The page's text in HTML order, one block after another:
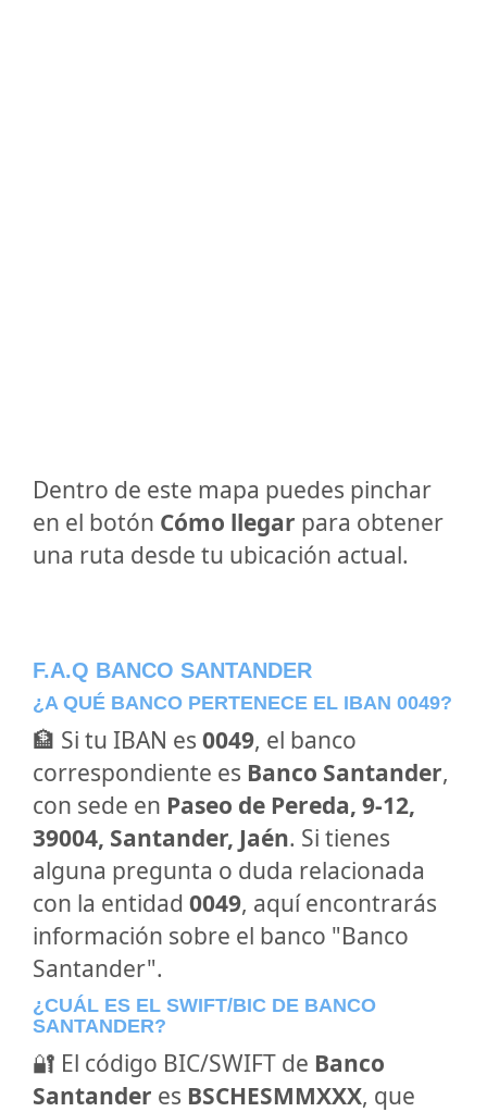
Dentro de este mapa puedes pinchar
en el botón Cómo llegar para obtener
una ruta desde tu ubicación actual.
F.A.Q BANCO SANTANDER
¿A QUÉ BANCO PERTENECE EL IBAN 0049?
🏦 Si tu IBAN es 0049, el banco
correspondiente es Banco Santander,
con sede en Paseo de Pereda, 9-12,
39004, Santander, Jaén. Si tienes
alguna pregunta o duda relacionada
con la entidad 0049, aquí encontrarás
información sobre el banco "Banco
Santander".
¿CUÁL ES EL SWIFT/BIC DE BANCO
SANTANDER?
🔐 El código BIC/SWIFT de Banco
Santander es BSCHESMMXXX, que